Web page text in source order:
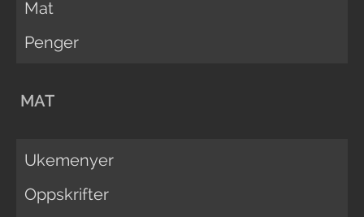
Mat
Penger
MAT
Ukemenyer
Oppskrifter